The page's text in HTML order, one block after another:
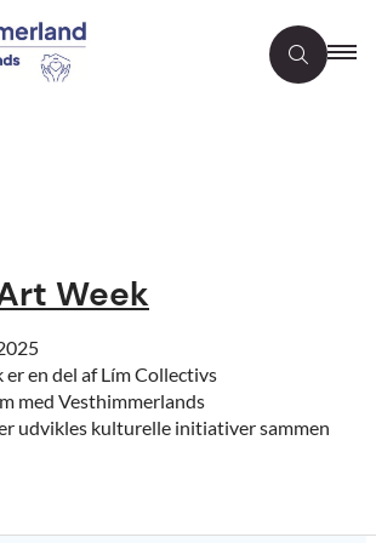
Week
en del af Lím Collectivs
med Vesthimmerlands
udvikles kulturelle initiativer sammen